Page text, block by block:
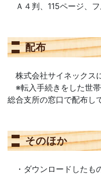
Ａ４判、115ページ、
配布
株式会社サイネックス
※転入手続きをした世
総合支所の窓口で配布し
そのほか
・ダウンロードしたも